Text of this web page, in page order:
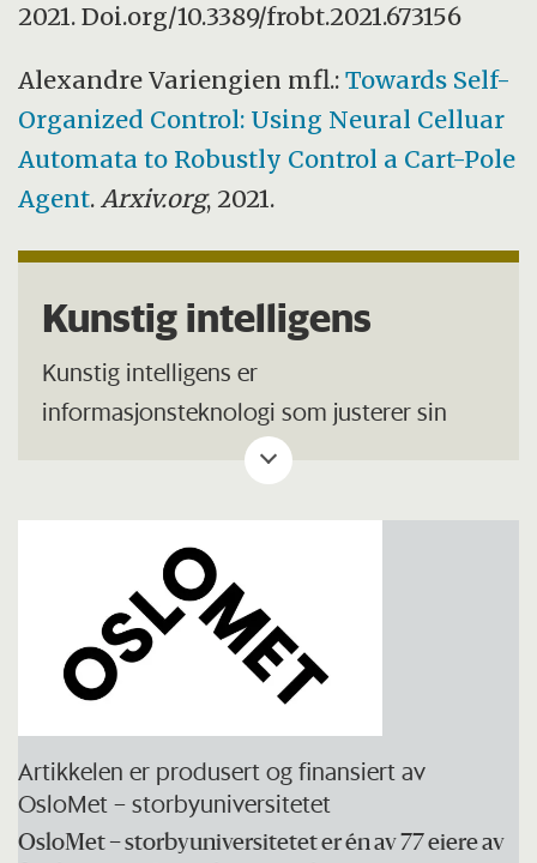
2021. Doi.org/10.3389/frobt.2021.673156
Alexandre Variengien mfl.: Towards Self-
Organized Control: Using Neural Celluar
Automata to Robustly Control a Cart-Pole
Agent.Arxiv.org, 2021.
Kunstig intelligens
Kunstig intelligens er
informasjonsteknologi som justerer sin
egen aktivitet og gir derfor inntrykk av å
Artikkelen er produsert og finansiert av
OsloMet – storbyuniversitetet
OsloMet – storbyuniversitetet er én av 77 eiere av